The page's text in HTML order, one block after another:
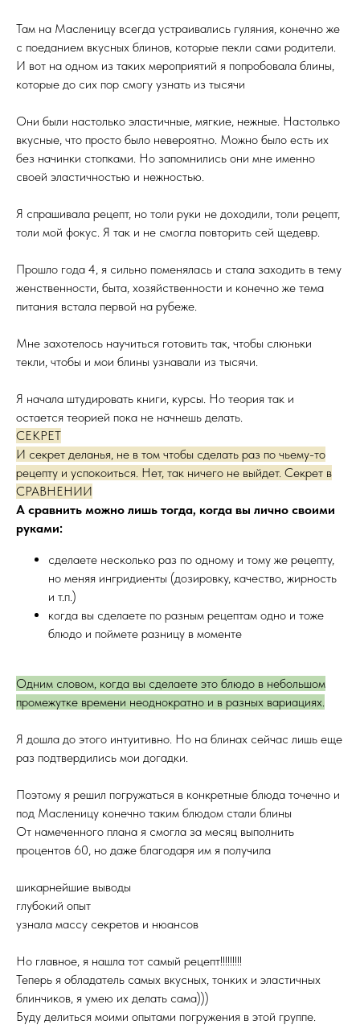
Там на Масленицу всегда устраивались гуляния, конечно же
с поеданием вкусных блинов, которые пекли сами родители.
И вот на одном из таких мероприятий я попробовала блины,
которые до сих пор смогу узнать из тысячи
Они были настолько эластичные, мягкие, нежные. Настолько
вкусные, что просто было невероятно. Можно было есть их
без начинки стопками. Но запомнились они мне именно
своей эластичностью и нежностью.
Я спрашивала рецепт, но толи руки не доходили, толи рецепт,
толи мой фокус. Я так и не смогла повторить сей щедевр.
Прошло года 4, я сильно поменялась и стала заходить в тему
женственности, быта, хозяйственности и конечно же тема
питания встала первой на рубеже.
Мне захотелось научиться готовить так, чтобы слюньки
текли, чтобы и мои блины узнавали из тысячи.
Я начала штудировать книги, курсы. Но теория так и
остается теорией пока не начнешь делать.
СЕКРЕТ
И секрет деланья, не в том чтобы сделать раз по чьему-то
рецепту и успокоиться. Нет, так ничего не выйдет. Секрет в
СРАВНЕНИИ
А сравнить можно лишь тогда, когда вы лично своими
руками:
сделаете несколько раз по одному и тому же рецепту,
но меняя ингридиенты (дозировку, качество, жирность
и т.п.)
когда вы сделаете по разным рецептам одно и тоже
блюдо и поймете разницу в моменте
Одним словом, когда вы сделаете это блюдо в небольшом
промежутке времени неоднократно и в разных вариациях.
Я дошла до этого интуитивно. Но на блинах сейчас лишь еще
раз подтвердились мои догадки.
Поэтому я решил погружаться в конкретные блюда точечно и
под Масленицу конечно таким блюдом стали блины
От намеченного плана я смогла за месяц выполнить
процентов 60, но даже благодаря им я получила
шикарнейшие выводы
глубокий опыт
узнала массу секретов и нюансов
Но главное, я нашла тот самый рецепт!!!!!!!!!
Теперь я обладатель самых вкусных, тонких и эластичных
блинчиков, я умею их делать сама)))
Буду делиться моими опытами погружения в этой группе.